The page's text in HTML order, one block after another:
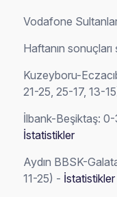
Vodafone
Haftanın sonuçları
Kuzeyboru-
21-25, 25-17, 13-
İlbank-Beşiktaş:
İstatistikler
Aydın BBSK-
11-25) - İstatistikler